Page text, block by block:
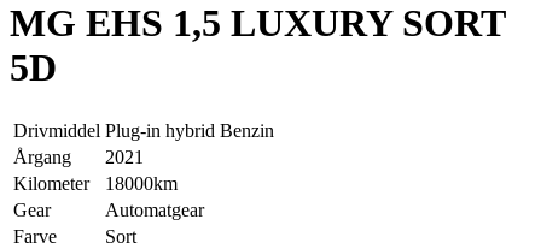
MG EHS 1,5 LUXURY SORT
5D
Drivmiddel Plug-in hybrid Benzin
Årgang
2021
Kilometer
18000km
Gear
Automatgear
Farve
Sort